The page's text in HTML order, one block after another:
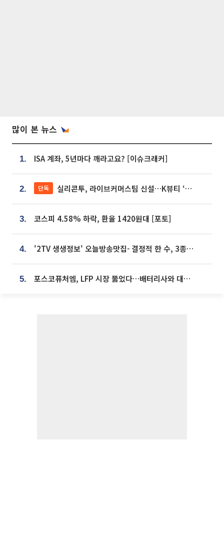
많이 본 뉴스
1. ISA 계좌, 5년마다 깨라고요? [이슈크래커]
2. 단독 실리콘투, 라이브커머스팀 신설…K뷰티 ‘글로벌 판매망’ 확대[K뷰티 라방戰]
3. 코스피 4.58% 하락, 환율 1420원대 [포토]
4. '2TV 생생정보' 오늘방송맛집- 결정적 한 수, 3종 메밀면! 메밀 소바 맛집 '의○○○○'
5. 포스코퓨처엠, LFP 시장 뚫었다…배터리사와 대규모 장기 공급 합의